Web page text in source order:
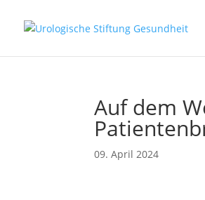
Auf dem
09. April 2024